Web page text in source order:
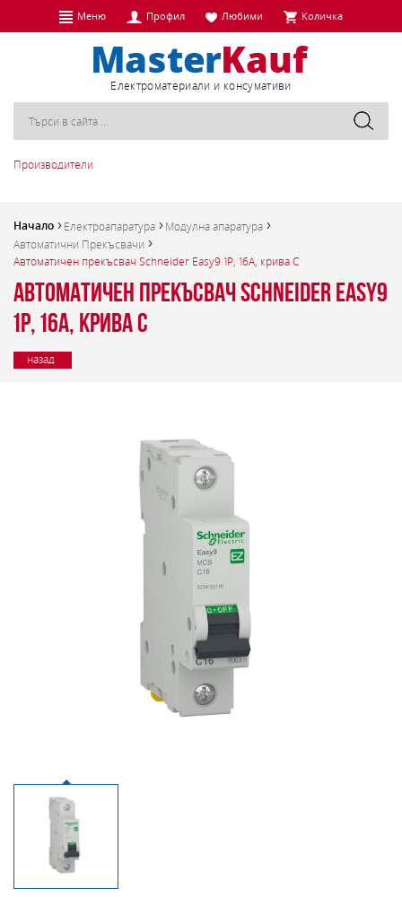
Меню Профил Любими Количка
Eлектроматериали и консумативи
Производители
Начало Електроапаратура
Модулна апаратура
Автоматични Прекъсвачи
Автоматичен прекъсвач Schneider Easy9 1P, 16A, крива C
Автоматичен прекъсвач Schneider Easy9
1P, 16A, крива C
назад